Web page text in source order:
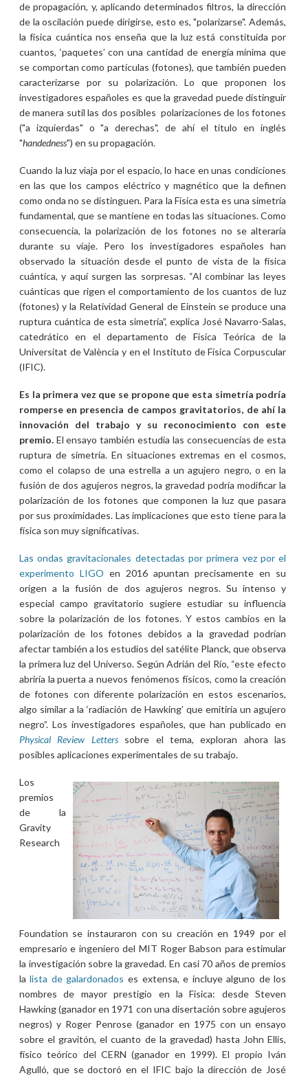
de propagación, y, aplicando determinados filtros, la dirección
de la oscilación puede dirigirse, esto es, "polarizarse". Además,
la física cuántica nos enseña que la luz está constituida por
cuantos, ‘paquetes’ con una cantidad de energía mínima que
se comportan como partículas (fotones), que también pueden
caracterizarse por su polarización. Lo que proponen los
investigadores españoles es que la gravedad puede distinguir
de manera sutil las dos posibles polarizaciones de los fotones
("a izquierdas" o "a derechas", de ahí el título en inglés
"handedness") en su propagación.
Cuando la luz viaja por el espacio, lo hace en unas condiciones
en las que los campos eléctrico y magnético que la definen
como onda no se distinguen. Para la Física esta es una simetría
fundamental, que se mantiene en todas las situaciones. Como
consecuencia, la polarización de los fotones no se alteraría
durante su viaje. Pero los investigadores españoles han
observado la situación desde el punto de vista de la física
cuántica, y aquí surgen las sorpresas. “Al combinar las leyes
cuánticas que rigen el comportamiento de los cuantos de luz
(fotones) y la Relatividad General de Einstein se produce una
ruptura cuántica de esta simetría”, explica José Navarro-Salas,
catedrático en el departamento de Física Teórica de la
Universitat de València y en el Instituto de Física Corpuscular
(IFIC).
Es la primera vez que se propone que esta simetría podría
romperse en presencia de campos gravitatorios, de ahí la
innovación del trabajo y su reconocimiento con este
premio.El ensayo también estudia las consecuencias de esta
ruptura de simetría. En situaciones extremas en el cosmos,
como el colapso de una estrella a un agujero negro, o en la
fusión de dos agujeros negros, la gravedad podría modificar la
polarización de los fotones que componen la luz que pasara
por sus proximidades. Las implicaciones que esto tiene para la
física son muy significativas.
Las ondas gravitacionales detectadas por primera vez por el
experimento LIGO en 2016 apuntan precisamente en su
origen a la fusión de dos agujeros negros. Su intenso y
especial campo gravitatorio sugiere estudiar su influencia
sobre la polarización de los fotones. Y estos cambios en la
polarización de los fotones debidos a la gravedad podrían
afectar también a los estudios del satélite Planck, que observa
la primera luz del Universo. Según Adrián del Río, “este efecto
abriría la puerta a nuevos fenómenos físicos, como la creación
de fotones con diferente polarización en estos escenarios,
algo similar a la ‘radiación de Hawking’ que emitiría un agujero
negro”. Los investigadores españoles, que han publicado en
Physical Review Letterssobre el tema, exploran ahora las
posibles aplicaciones experimentales de su trabajo.
Los
premios
de la
Gravity
Research
Foundation se instauraron con su creación en 1949 por el
empresario e ingeniero del MIT Roger Babson para estimular
la investigación sobre la gravedad. En casi 70 años de premios
lalista de galardonados es extensa, e incluye alguno de los
nombres de mayor prestigio en la Física: desde Steven
Hawking (ganador en 1971 con una disertación sobre agujeros
negros) y Roger Penrose (ganador en 1975 con un ensayo
sobre el gravitón, el cuanto de la gravedad) hasta John Ellis,
físico teórico del CERN (ganador en 1999). El propio Iván
Agulló, que se doctoró en el IFIC bajo la dirección de José